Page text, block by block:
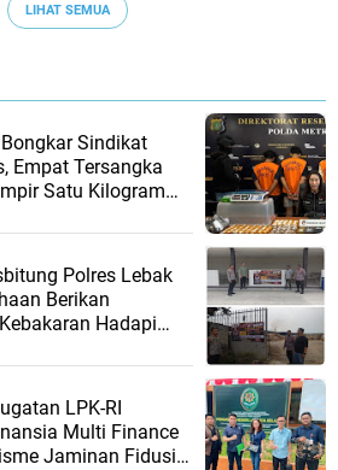
LIHAT SEMUA
Sindikat
Empat Tersangka
Satu Kilogram
Polres Lebak
Berikan
Hadapi
LPK-RI
Multi Finance
Jaminan Fidusia